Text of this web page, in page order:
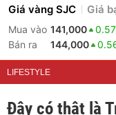
Giá vàng SJC Giá
Mua vào 141,000
Bán ra
144,000
LIFESTYLE
Đây có thật là